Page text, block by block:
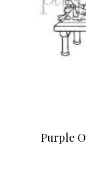
Purple